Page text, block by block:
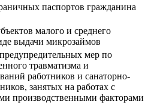
паспортов гражданина
малого и среднего
выдачи микрозаймов
мер по
травматизма и
работников и санаторно-
занятых на работах с
производственными факторами